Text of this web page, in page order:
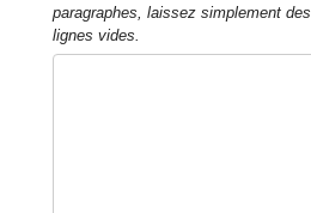
paragraphes, laissez simplement des
lignes vides.